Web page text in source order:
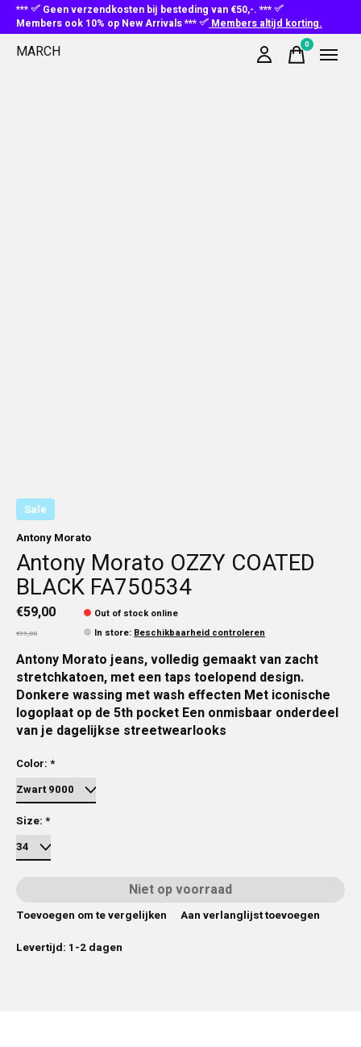
***
Geen verzendkosten bij besteding van €50,-. ***
Members ook 10% op New Arrivals ***
Members altijd korting.
MARCH 0items
Sale
Antony Morato
Antony Morato OZZY COATED
BLACK FA750534
€59,00
€99,00
Out of stock online
In store: Beschikbaarheid controleren
Antony Morato jeans, volledig gemaakt van zacht
stretchkatoen, met een taps toelopend design.
Donkere wassing met wash effecten Met iconische
logoplaat op de 5th pocket Een onmisbaar onderdeel
van je dagelijkse streetwearlooks
Color: *
Size: *
Niet op voorraad
Toevoegen om te vergelijken
Aan verlanglijst toevoegen
Levertijd: 1-2 dagen